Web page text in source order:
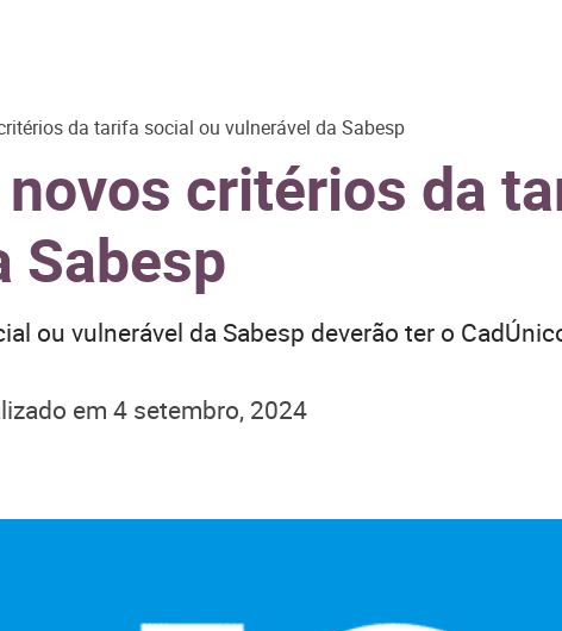
da tarifa social ou vulnerável da Sabesp
critérios da
Sabesp
ou vulnerável da Sabesp deverão ter o
em 4 setembro, 2024